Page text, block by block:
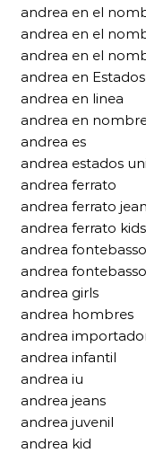
andrea en el
andrea en el
andrea en el
andrea en
andrea en linea
andrea en
andrea es
andrea estados
andrea ferrato
andrea ferrato
andrea ferrato kids
andrea
andrea
andrea girls
andrea hombres
andrea
andrea infantil
andrea iu
andrea jeans
andrea juvenil
andrea kid